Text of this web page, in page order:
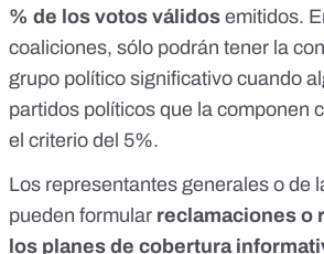
% de los votos válidos emitidos.
coaliciones, sólo podrán tener la
grupo político significativo cuando
partidos políticos que la componen
el criterio del 5%.
Los representantes generales o de
pueden formular reclamaciones o
los planes de cobertura